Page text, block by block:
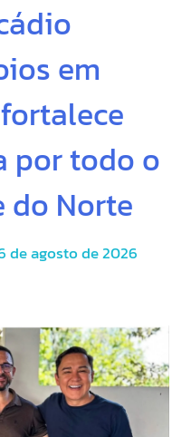
em
por todo o
do Norte
de agosto de 2026